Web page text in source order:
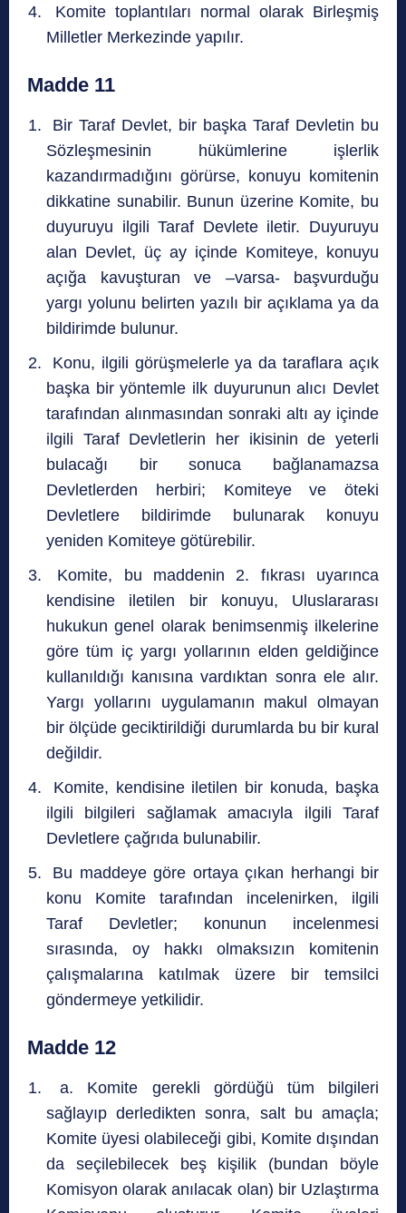
Komite toplantıları normal olarak Birleşmiş
Milletler Merkezinde yapılır.
Madde 11
Bir Taraf Devlet, bir başka Taraf Devletin bu
Sözleşmesinin hükümlerine işlerlik
kazandırmadığını görürse, konuyu komitenin
dikkatine sunabilir. Bunun üzerine Komite, bu
duyuruyu ilgili Taraf Devlete iletir. Duyuruyu
alan Devlet, üç ay içinde Komiteye, konuyu
açığa kavuşturan ve –varsa- başvurduğu
yargı yolunu belirten yazılı bir açıklama ya da
bildirimde bulunur.
Konu, ilgili görüşmelerle ya da taraflara açık
başka bir yöntemle ilk duyurunun alıcı Devlet
tarafından alınmasından sonraki altı ay içinde
ilgili Taraf Devletlerin her ikisinin de yeterli
bulacağı bir sonuca bağlanamazsa
Devletlerden herbiri; Komiteye ve öteki
Devletlere bildirimde bulunarak konuyu
yeniden Komiteye götürebilir.
Komite, bu maddenin 2. fıkrası uyarınca
kendisine iletilen bir konuyu, Uluslararası
hukukun genel olarak benimsenmiş ilkelerine
göre tüm iç yargı yollarının elden geldiğince
kullanıldığı kanısına vardıktan sonra ele alır.
Yargı yollarını uygulamanın makul olmayan
bir ölçüde geciktirildiği durumlarda bu bir kural
değildir.
Komite, kendisine iletilen bir konuda, başka
ilgili bilgileri sağlamak amacıyla ilgili Taraf
Devletlere çağrıda bulunabilir.
Bu maddeye göre ortaya çıkan herhangi bir
konu Komite tarafından incelenirken, ilgili
Taraf Devletler; konunun incelenmesi
sırasında, oy hakkı olmaksızın komitenin
çalışmalarına katılmak üzere bir temsilci
göndermeye yetkilidir.
Madde 12
a. Komite gerekli gördüğü tüm bilgileri
sağlayıp derledikten sonra, salt bu amaçla;
Komite üyesi olabileceği gibi, Komite dışından
da seçilebilecek beş kişilik (bundan böyle
Komisyon olarak anılacak olan) bir Uzlaştırma